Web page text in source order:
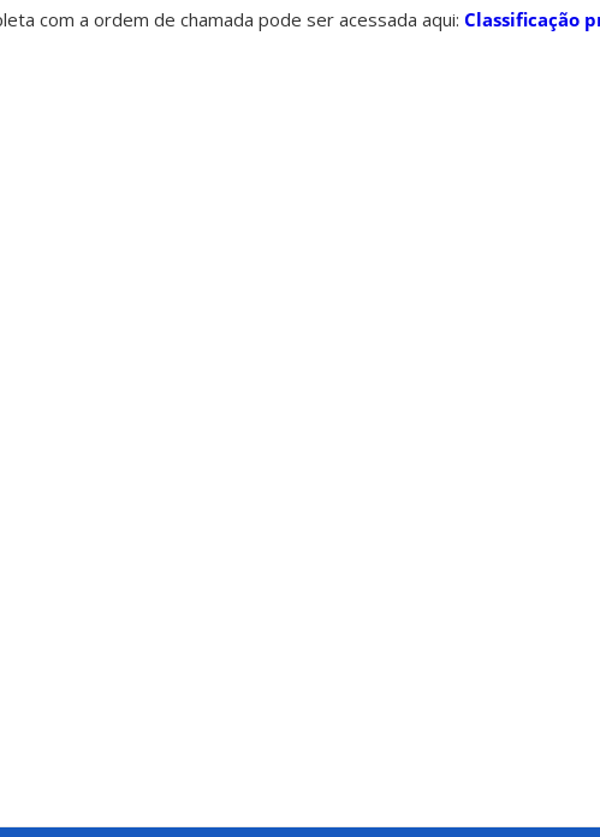
com a ordem de chamada pode ser acessada aqui: Classificação